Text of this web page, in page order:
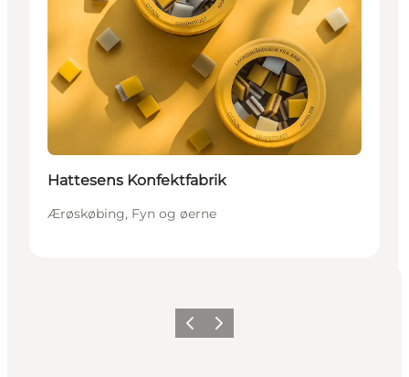
Hattesens Konfektfabrik
Ærøskøbing, Fyn og øerne
ForrigeNæste